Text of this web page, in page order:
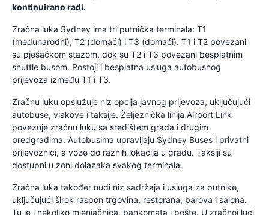
kontinuirano radi.
Zračna luka Sydney ima tri putnička terminala: T1
(međunarodni), T2 (domaći) i T3 (domaći). T1 i T2 povezani
su pješačkom stazom, dok su T2 i T3 povezani besplatnim
shuttle busom. Postoji i besplatna usluga autobusnog
prijevoza između T1 i T3.
Zračnu luku opslužuje niz opcija javnog prijevoza, uključujući
autobuse, vlakove i taksije. Željeznička linija Airport Link
povezuje zračnu luku sa središtem grada i drugim
predgrađima. Autobusima upravljaju Sydney Buses i privatni
prijevoznici, a voze do raznih lokacija u gradu. Taksiji su
dostupni u zoni dolazaka svakog terminala.
Zračna luka također nudi niz sadržaja i usluga za putnike,
uključujući širok raspon trgovina, restorana, barova i salona.
Tu je i nekoliko mjenjačnica, bankomata i pošte. U zračnoj luci